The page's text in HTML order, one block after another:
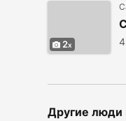
2
Другие люди